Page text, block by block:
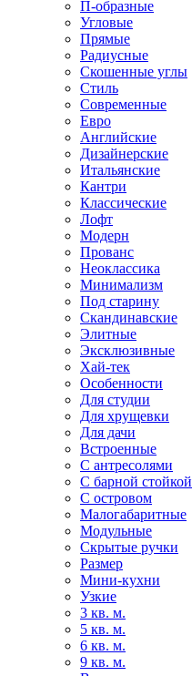
П-образные
Угловые
Прямые
Радиусные
Скошенные углы
Стиль
Современные
Евро
Английские
Дизайнерские
Итальянские
Кантри
Классические
Лофт
Модерн
Прованс
Неоклассика
Минимализм
Под старину
Скандинавские
Элитные
Эксклюзивные
Хай-тек
Особенности
Для студии
Для хрущевки
Для дачи
Встроенные
С антресолями
С барной стойкой
С островом
Малогабаритные
Модульные
Скрытые ручки
Размер
Мини-кухни
Узкие
3 кв. м.
5 кв. м.
6 кв. м.
9 кв. м.